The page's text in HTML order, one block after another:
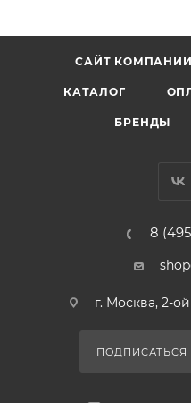
САЙТ КОМПАНИИ
КАТАЛОГ
БРЕНДЫ
8
г. Москва, 2-
ПОДПИСАТЬСЯ